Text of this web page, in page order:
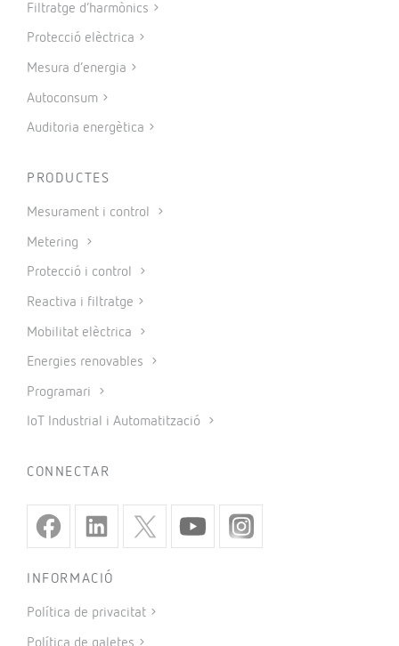
Filtratge d’harmònics
Protecció elèctrica
Mesura d’energia
Autoconsum
Auditoria energètica
PRODUCTES
Mesurament i control
Metering
Protecció i control
Reactiva i filtratge
Mobilitat elèctrica
Energies renovables
Programari
IoT Industrial i Automatització
CONNECTAR
INFORMACIÓ
Política de privacitat